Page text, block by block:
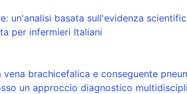
un'analisi basata sull'evidenza
per infermieri Italiani
brachicefalica e conseguente
un approccio diagnostico